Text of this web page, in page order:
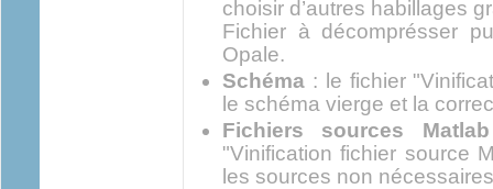
choisir d’autres habillages
Fichier à décomprésser
Opale.
Schéma : le fichier
le schéma vierge et la
Fichiers sources
"Vinification fichier source
les sources non